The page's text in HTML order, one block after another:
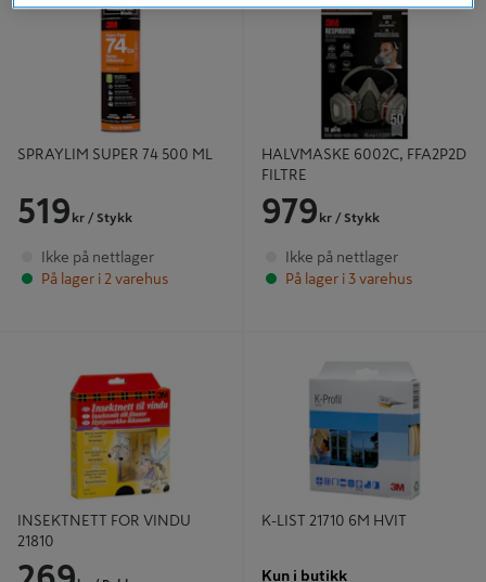
SPRAYLIM SUPER 74 500 ML
519 kr / Stykk
Ikke på nettlager
På lager i 2 varehus
HALVMASKE 6002C, FFA2P2D
FILTRE
979 kr / Stykk
Ikke på nettlager
På lager i 3 varehus
INSEKTNETT FOR VINDU
21810
K-LIST 21710 6M HVIT
Kun i butikk